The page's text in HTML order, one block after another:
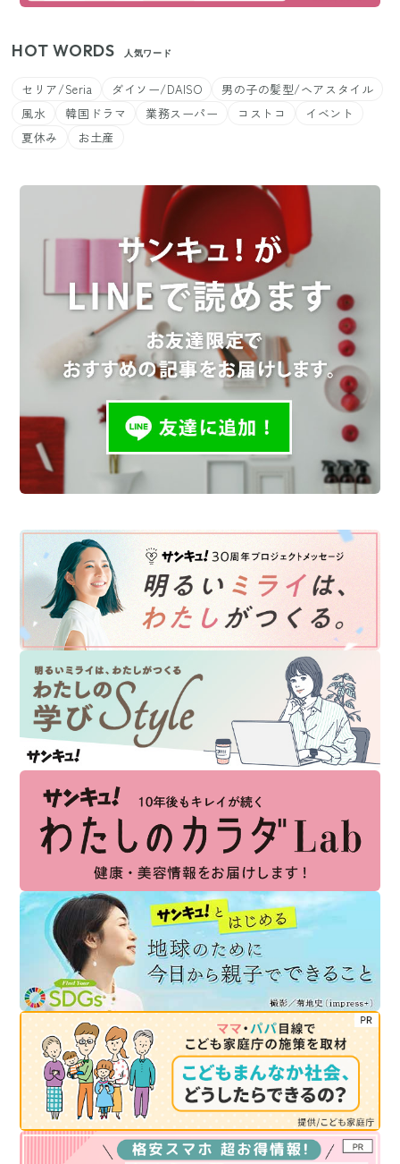
HOT WORDS 人気ワード
セリア/Seria ダイソー/DAISO
男の子の髪型/ヘアスタイル
風水
韓国ドラマ 業務スーパー コストコ
イベント
夏休み
お土産